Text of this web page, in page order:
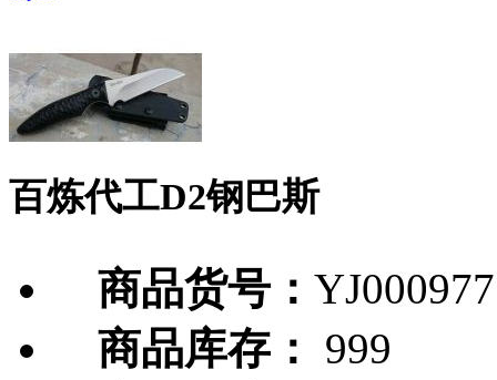
百炼代工D2钢巴斯
商品货号： YJ000977
商品库存：
999